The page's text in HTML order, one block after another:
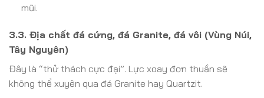
mũi.
3.3. Địa chất đá cứng, đá Granite, đá vôi (Vùng Núi,
Tây Nguyên)
Đây là “thử thách cực đại”. Lực xoay đơn thuần sẽ
không thể xuyên qua đá Granite hay Quartzit.